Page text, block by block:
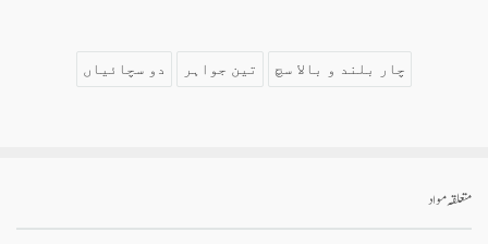
چار بلند و بالا سچ تین جواہر دو سچائیاں
متعلقہ مواد